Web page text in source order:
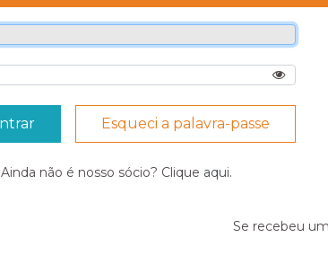
Esqueci a palavra-passe
Ainda não é nosso sócio? Clique aqui.
Se recebeu